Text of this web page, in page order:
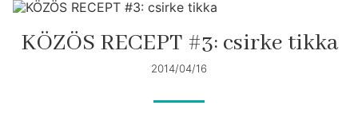
KÖZÖS RECEPT #3: csirke tikka
2014/04/16